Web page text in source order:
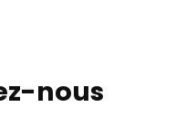
nous